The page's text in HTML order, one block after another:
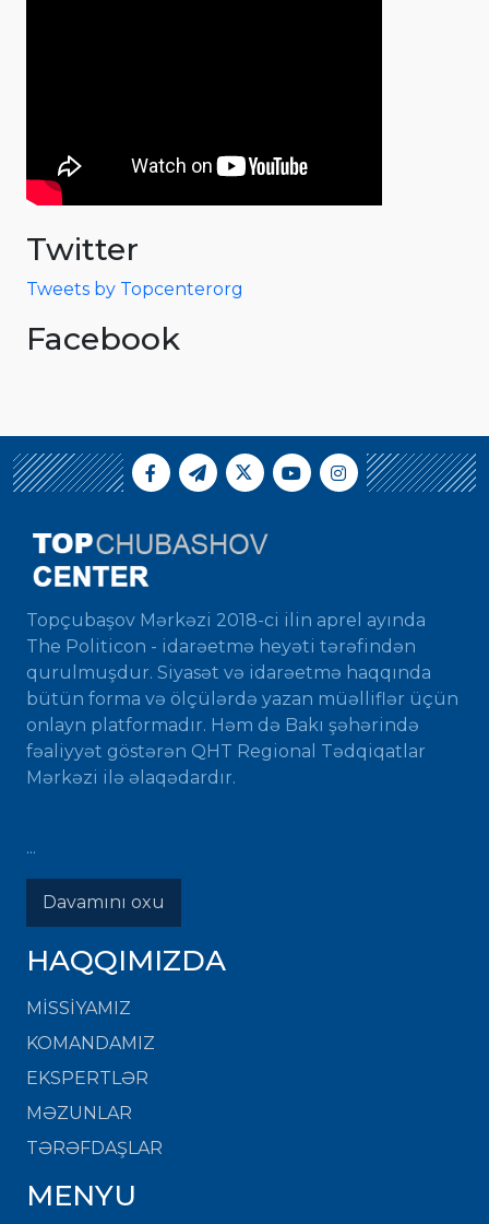
Twitter
Tweets by Topcenterorg
Facebook
Topçubaşov Mərkəzi 2018-ci ilin aprel ayında
The Politicon - idarəetmə heyəti tərəfindən
qurulmuşdur. Siyasət və idarəetmə haqqında
bütün forma və ölçülərdə yazan müəlliflər üçün
onlayn platformadır. Həm də Bakı şəhərində
fəaliyyət göstərən QHT Regional Tədqiqatlar
Mərkəzi ilə əlaqədardır.
...
Davamını oxu
HAQQIMIZDA
MISSIYAMIZ
KOMANDAMIZ
EKSPERTLƏR
MƏZUNLAR
TƏRƏFDAŞLAR
MENYU